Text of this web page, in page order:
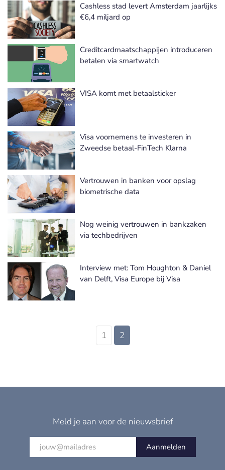
Cashless stad levert Amsterdam jaarlijks
€6,4 miljard op
Creditcardmaatschappijen introduceren
betalen via smartwatch
VISA komt met betaalsticker
Visa voornemens te investeren in
Zweedse betaal-FinTech Klarna
Vertrouwen in banken voor opslag
biometrische data
Nog weinig vertrouwen in bankzaken
via techbedrijven
Interview met: Tom Houghton & Daniel
van Delft, Visa Europe bij Visa
1 2
Meld je aan voor de nieuwsbrief
Aanmelden